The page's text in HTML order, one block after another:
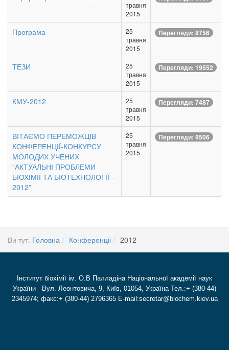
травня
2015
Програма
25
травня
2015
Перегляди: 8756
ТЕЗИ
25
травня
2015
Перегляди: 19552
КМУ-2012
25
травня
2015
Перегляди: 7487
ВІТАЄМО ПЕРЕМОЖЦІВ
КОНФЕРЕНЦІЇ-КОНКУРСУ
МОЛОДИХ УЧЕНИХ
“АКТУАЛЬНІ ПРОБЛЕМИ
БІОХІМІЇ ТА БІОТЕХНОЛОГІЇ –
2012”
25
травня
2015
Перегляди: 9506
Ви тут: Головна Конференціі 2012
Інститут біохімії ім. О.В Палладіна Національної академії наук
України Вул. Леонтовича, 9, Київ, 01054, Україна Тел.:+ (380-44)
2345974; факс:+ (380-44) 2796365 E-mail:secretar@biochem.kiev.ua